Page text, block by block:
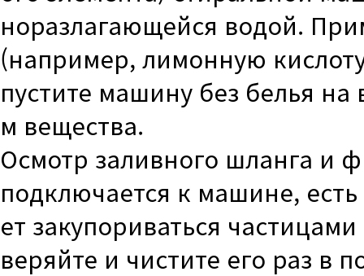
норазлагающейся водой.
(например, лимонную
пустите машину без белья
м вещества.
Осмотр заливного шланга и
подключается к машине,
ет закупориваться
веряйте и чистите его раз в